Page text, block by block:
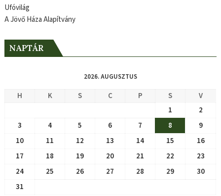
Ufóvilág
A Jövő Háza Alapítvány
NAPTÁR
2026. AUGUSZTUS
H K S C P S
V
1
2
3
4 5 6 7 8
9
10
11 12 13 14 15
16
17
18 19 20 21 22
23
24
25 26 27 28 29
30
31